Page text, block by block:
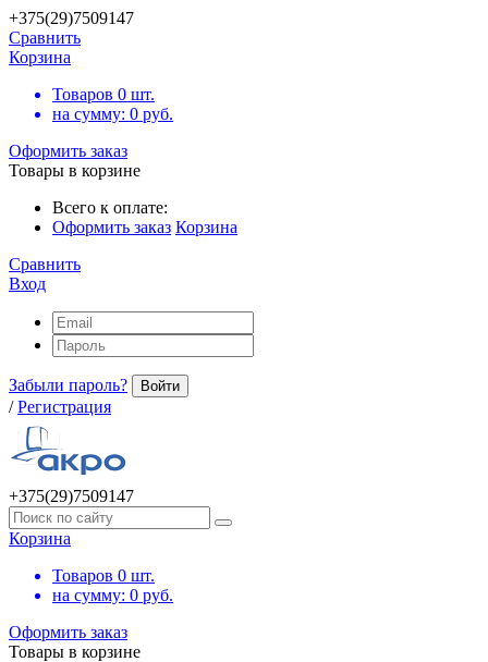
+375(29)7509147
Сравнить
Корзина
Товаров 0 шт.
на сумму: 0 руб.
Оформить заказ
Товары в корзине
Всего к оплате:
Оформить заказ Корзина
Сравнить
Вход
Забыли пароль? Войти
/ Регистрация
+375(29)7509147
Корзина
Товаров 0 шт.
на сумму: 0 руб.
Оформить заказ
Товары в корзине